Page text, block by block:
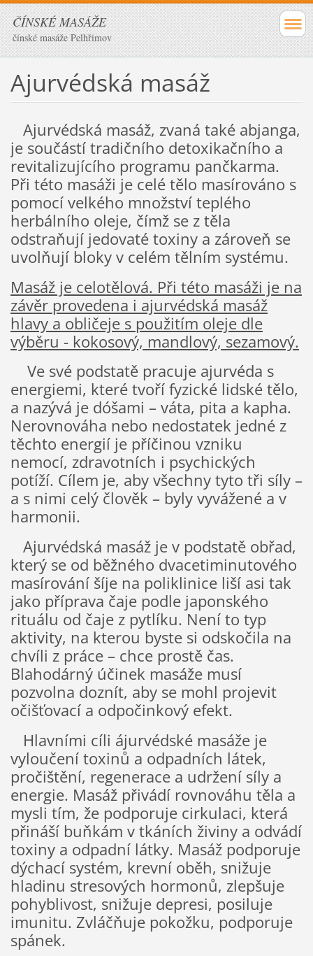
ČÍNSKÉ MASÁŽE
čínské masáže Pelhřimov
Ajurvédská masáž
Ajurvédská masáž, zvaná také abjanga,
je součástí tradičního detoxikačního a
revitalizujícího programu pančkarma.
Při této masáži je celé tělo masírováno s
pomocí velkého množství teplého
herbálního oleje, čímž se z těla
odstraňují jedovaté toxiny a zároveň se
uvolňují bloky v celém tělním systému.
Masáž je celotělová. Při této masáži je na
závěr provedena i ajurvédská masáž
hlavy a obličeje s použitím oleje dle
výběru - kokosový, mandlový, sezamový.
Ve své podstatě pracuje ajurvéda s
energiemi, které tvoří fyzické lidské tělo,
a nazývá je dóšami – váta, pita a kapha.
Nerovnováha nebo nedostatek jedné z
těchto energií je příčinou vzniku
nemocí, zdravotních i psychických
potíží. Cílem je, aby všechny tyto tři síly –
a s nimi celý člověk – byly vyvážené a v
harmonii.
Ajurvédská masáž je v podstatě obřad,
který se od běžného dvacetiminutového
masírování šíje na poliklinice liší asi tak
jako příprava čaje podle japonského
rituálu od čaje z pytlíku. Není to typ
aktivity, na kterou byste si odskočila na
chvíli z práce – chce prostě čas.
Blahodárný účinek masáže musí
pozvolna doznít, aby se mohl projevit
očišťovací a odpočinkový efekt.
Hlavními cíli ájurvédské masáže je
vyloučení toxinů a odpadních látek,
pročištění, regenerace a udržení síly a
energie. Masáž přivádí rovnováhu těla a
mysli tím, že podporuje cirkulaci, která
přináší buňkám v tkáních živiny a odvádí
toxiny a odpadní látky. Masáž podporuje
dýchací systém, krevní oběh, snižuje
hladinu stresových hormonů, zlepšuje
pohyblivost, snižuje depresi, posiluje
imunitu. Zvláčňuje pokožku, podporuje
spánek.